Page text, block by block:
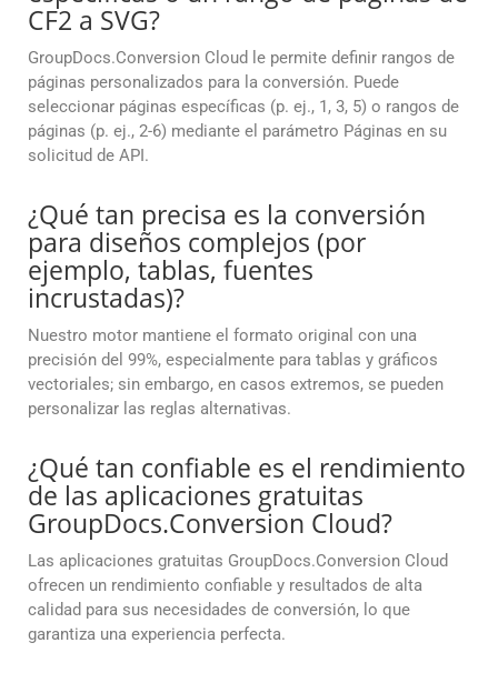
CF2 a SVG?
GroupDocs.Conversion Cloud le permite definir rangos de
páginas personalizados para la conversión. Puede
seleccionar páginas específicas (p. ej., 1, 3, 5) o rangos de
páginas (p. ej., 2-6) mediante el parámetro Páginas en su
solicitud de API.
¿Qué tan precisa es la conversión
para diseños complejos (por
ejemplo, tablas, fuentes
incrustadas)?
Nuestro motor mantiene el formato original con una
precisión del 99%, especialmente para tablas y gráficos
vectoriales; sin embargo, en casos extremos, se pueden
personalizar las reglas alternativas.
¿Qué tan confiable es el rendimiento
de las aplicaciones gratuitas
GroupDocs.Conversion Cloud?
Las aplicaciones gratuitas GroupDocs.Conversion Cloud
ofrecen un rendimiento confiable y resultados de alta
calidad para sus necesidades de conversión, lo que
garantiza una experiencia perfecta.